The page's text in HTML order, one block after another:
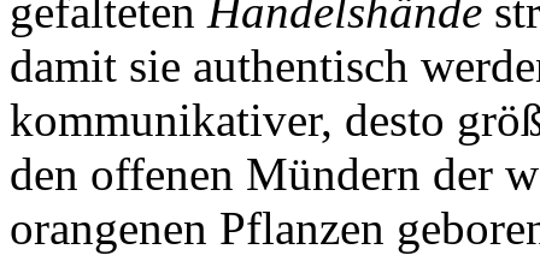
gefalteten Handelshände
damit sie authentisch
kommunikativer, desto
den offenen Mündern der
orangenen Pflanzen